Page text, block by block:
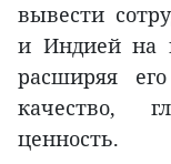
вывести
и Индией на
расширяя
качество,
ценность.